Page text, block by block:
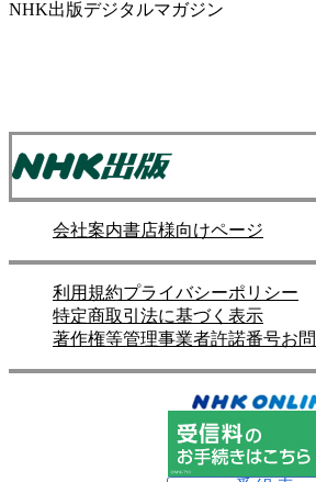
NHK出版デジタルマガジン
会社案内書店様向けページ
利用規約プライバシーポリシー
特定商取引法に基づく表示
著作権等管理事業者許諾番号お